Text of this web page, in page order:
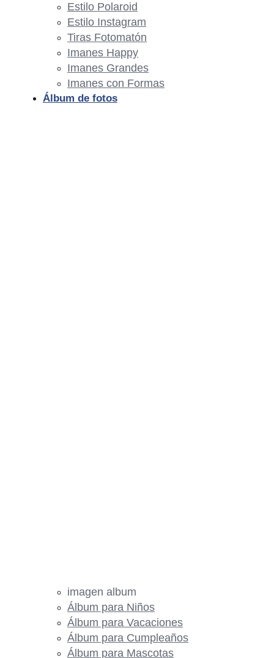
Estilo Polaroid
Estilo Instagram
Tiras Fotomatón
Imanes Happy
Imanes Grandes
Imanes con Formas
Álbum de fotos
imagen album
Álbum para Niños
Álbum para Vacaciones
Álbum para Cumpleaños
Álbum para Mascotas